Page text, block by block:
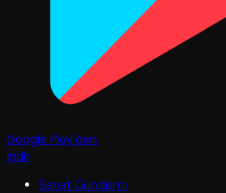
Google Play'den
İndir
Sanat Gündemi